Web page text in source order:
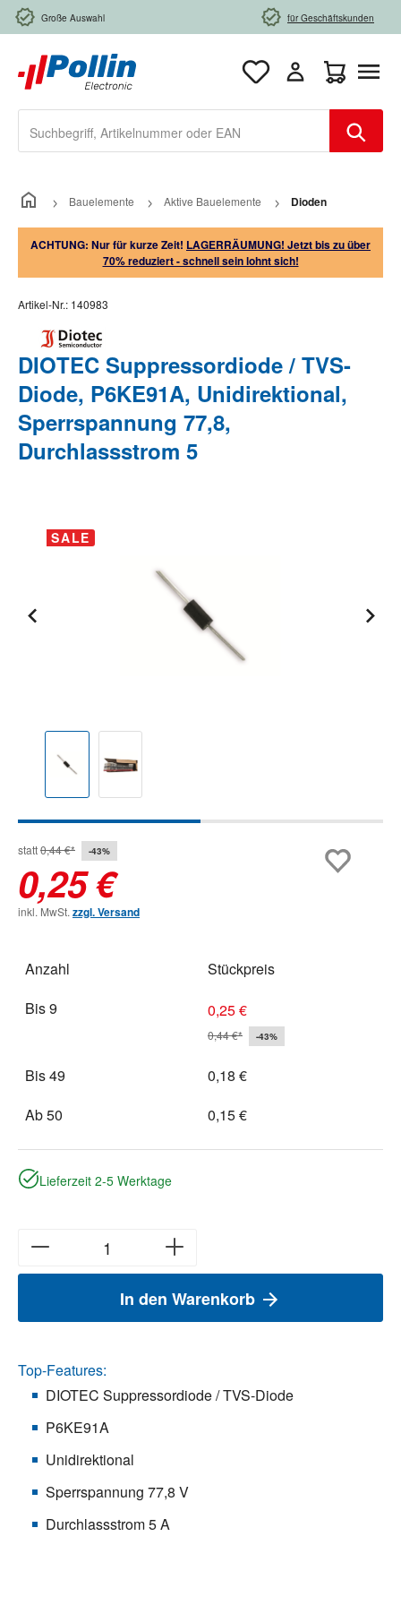
Zum Hauptinhalt springen
Große Auswahl für Geschäftskunden
Bauelemente Aktive Bauelemente Dioden
ACHTUNG: Nur für kurze Zeit! LAGERRÄUMUNG! Jetzt bis zu über
70% reduziert - schnell sein lohnt sich!
Artikel-Nr.: 140983
DIOTEC Suppressordiode / TVS-
Diode, P6KE91A, Unidirektional,
Sperrspannung 77,8,
Durchlassstrom 5
Bildergalerie überspringen
SALE
statt0,44 €* -43%
0,25 €
inkl. MwSt. zzgl. Versand
Anzahl
Stückpreis
Bis9 0,25 €
0,44 €* -43%
Bis49
0,18 €
Ab50 0,15 €
Lieferzeit 2-5 Werktage
In den Warenkorb
Top-Features:
DIOTEC Suppressordiode / TVS-Diode
P6KE91A
Unidirektional
Sperrspannung 77,8 V
Durchlassstrom 5 A